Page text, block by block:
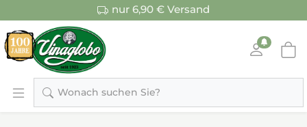
nur 6,90 € Versand
Wonach suchen Sie?